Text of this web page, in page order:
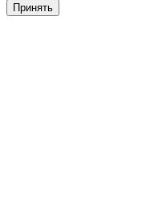
Принять